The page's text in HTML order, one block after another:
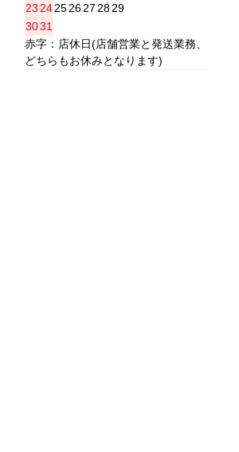
23 24252627 2829
3031
赤字：店休日(店舗営業と発送業務、
どちらもお休みとなります)